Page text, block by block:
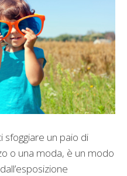
sfoggiare un paio di
o una moda, è un modo